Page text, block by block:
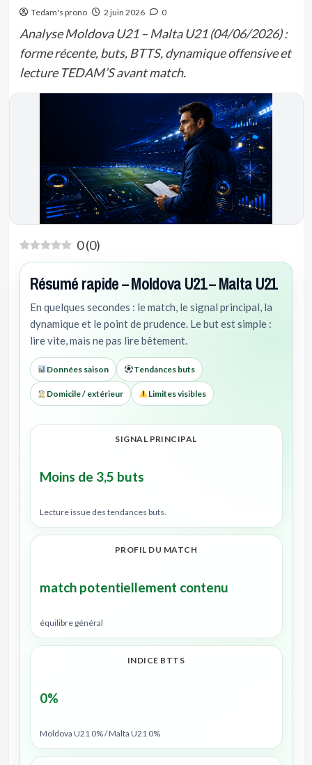
Tedam's prono 2 juin 2026 0
Analyse Moldova U21 – Malta U21 (04/06/2026) :
forme récente, buts, BTTS, dynamique offensive et
lecture TEDAM’S avant match.
0(0)
Résumé rapide – Moldova U21 – Malta U21
En quelques secondes : le match, le signal principal, la
dynamique et le point de prudence. Le but est simple :
lire vite, mais ne pas lire bêtement.
Données saison Tendances buts
Domicile / extérieur Limites visibles
SIGNAL PRINCIPAL
Moins de 3,5 buts
Lecture issue des tendances buts.
PROFIL DU MATCH
match potentiellement contenu
équilibre général
INDICE BTTS
0%
Moldova U21 0% / Malta U21 0%